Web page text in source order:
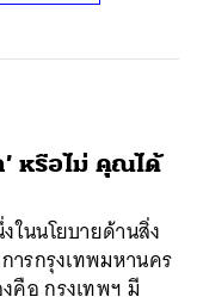
หรือไม่ คุณได้
ในนโยบายด้านสิ่ง
ารกรุงเทพมหานคร
อ กรุงเทพฯ มี